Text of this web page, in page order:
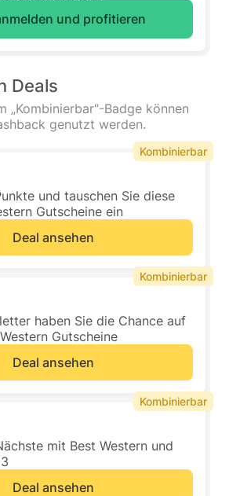
und profitieren
Deals
„Kombinierbar“-Badge können
genutzt werden.
und tauschen Sie diese
Gutscheine ein
Deal ansehen
Kombinierbar
haben Sie die Chance auf
Gutscheine
Deal ansehen
Kombinierbar
mit Best Western und
Deal ansehen
Kombinierbar